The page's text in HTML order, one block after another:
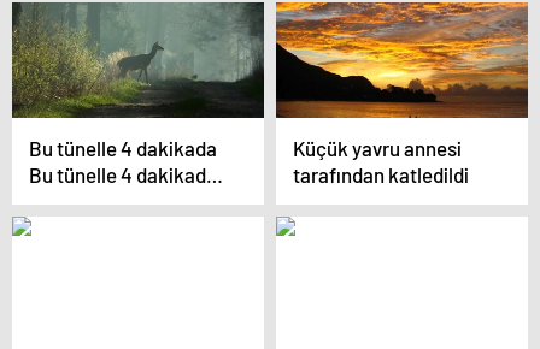
Bu tünelle 4 dakikada
Bu tünelle 4 dakikada
“iklim” değişecek
Küçük yavru annesi
tarafından katledildi